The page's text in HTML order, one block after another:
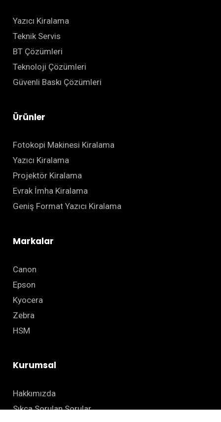
Yazıcı Kiralama
Teknik Servis
BT Çözümleri
Teknoloji Çözümleri
Güvenli Baskı Çözümleri
Ürünler
Fotokopi Makinesi Kiralama
Yazıcı Kiralama
Projektör Kiralama
Evrak İmha Kiralama
Geniş Format Yazıcı Kiralama
Markalar
Canon
Epson
Kyocera
Zebra
HSM
Kurumsal
Hakkımızda
Sıkça Sorulan Sorular